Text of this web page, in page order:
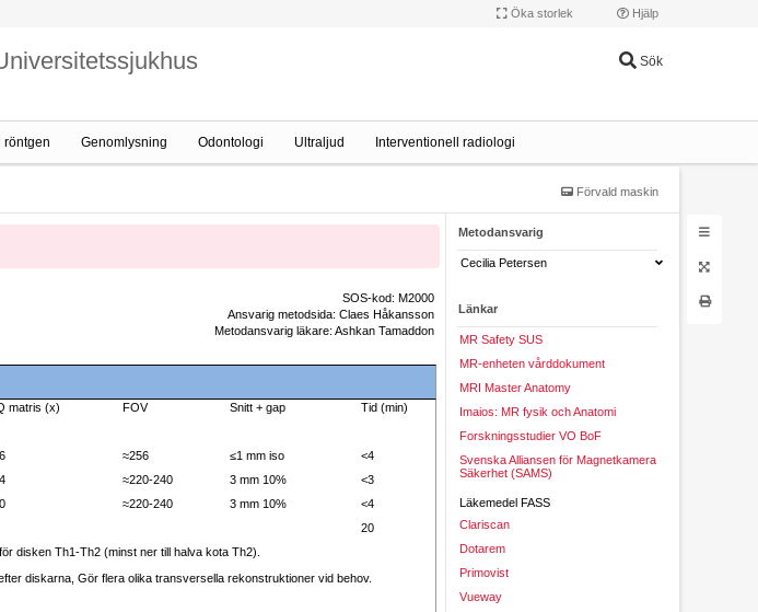
Öka storlek Hjälp
Sök
röntgen Genomlysning Odontologi Ultraljud Interventionell radiologi
Förvald maskin
SOS-kod: M2000
Ansvarig metodsida: Claes Håkansson
Metodansvarig läkare: Ashkan Tamaddon
matris (x) FOV Snitt + gap
Tid (min)
≈256 ≤1 mm iso
<4
≈220-240 3 mm 10%
<3
≈220-240 3 mm 10%
<4
20
disken Th1-Th2 (minst ner till halva kota Th2).
diskarna, Gör flera olika transversella rekonstruktioner vid behov.
Metodansvarig
Cecilia Petersen
Länkar
MR Safety SUS
MR-enheten vårddokument
MRI Master Anatomy
Imaios: MR fysik och Anatomi
Forskningsstudier VO BoF
Svenska Alliansen för Magnetkamera
Säkerhet (SAMS)
Läkemedel FASS
Clariscan
Dotarem
Primovist
Vueway